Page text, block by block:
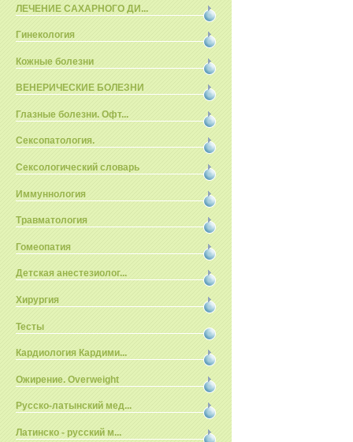
ЛЕЧЕНИЕ САХАРНОГО ДИ...
Гинекология
Кожные болезни
ВЕНЕРИЧЕСКИЕ БОЛЕЗНИ
Глазные болезни. Офт...
Сексопатология.
Сексологический словарь
Иммуннология
Травматология
Гомеопатия
Детская анестезиолог...
Хирургия
Тесты
Кардиология Кардими...
Ожирение. Overweight
Русско-латынский мед...
Латинско - русский м...